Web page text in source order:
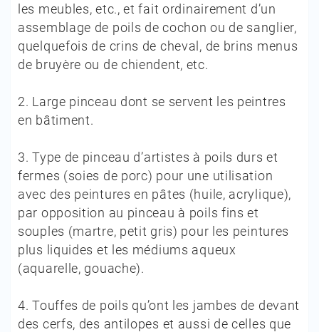
les meubles, etc., et fait ordinairement d’un
assemblage de poils de cochon ou de sanglier,
quelquefois de crins de cheval, de brins menus
de bruyère ou de chiendent, etc.
2. Large pinceau dont se servent les peintres
en bâtiment.
3.Type de pinceau d’artistes à poils durs et
fermes (soies de porc) pour une utilisation
avec des peintures en pâtes (huile, acrylique),
par opposition au pinceau à poils fins et
souples (martre, petit gris) pour les peintures
plus liquides et les médiums aqueux
(aquarelle, gouache).
4.Touffes de poils qu’ont les jambes de devant
des cerfs, des antilopes et aussi de celles que